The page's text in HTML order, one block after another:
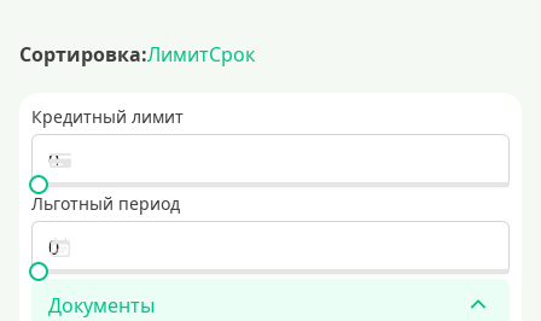
Сортировка:ЛимитСрок
Кредитный лимит
Льготный период
Документы